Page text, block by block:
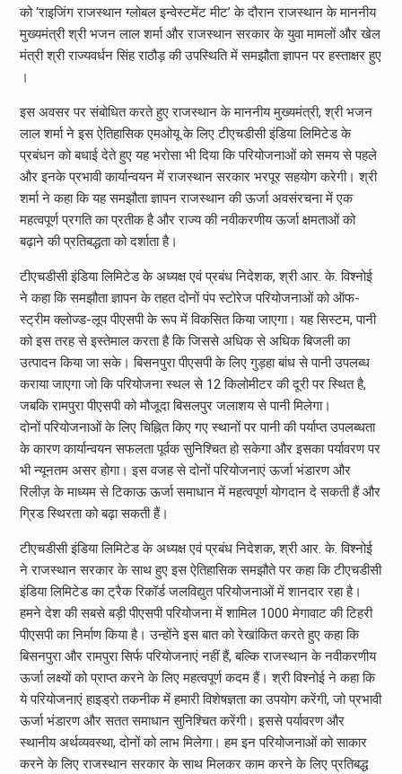
को ‘राइजिंग राजस्थान ग्लोबल इन्वेस्टमेंट मीट’ के दौरान राजस्थान के माननीय
मुख्यमंत्री श्री भजन लाल शर्मा और राजस्थान सरकार के युवा मामलों और खेल
मंत्री श्री राज्यवर्धन सिंह राठौड़ की उपस्थिति में समझौता ज्ञापन पर हस्ताक्षर हुए
।
इस अवसर पर संबोधित करते हुए राजस्थान के माननीय मुख्यमंत्री, श्री भजन
लाल शर्मा ने इस ऐतिहासिक एमओयू के लिए टीएचडीसी इंडिया लिमिटेड के
प्रबंधन को बधाई देते हुए यह भरोसा भी दिया कि परियोजनाओं को समय से पहले
और इनके प्रभावी कार्यान्वयन में राजस्थान सरकार भरपूर सहयोग करेगी। श्री
शर्मा ने कहा कि यह समझौता ज्ञापन राजस्थान की ऊर्जा अवसंरचना में एक
महत्वपूर्ण प्रगति का प्रतीक है और राज्य की नवीकरणीय ऊर्जा क्षमताओं को
बढ़ाने की प्रतिबद्धता को दर्शाता है।
टीएचडीसी इंडिया लिमिटेड के अध्यक्ष एवं प्रबंध निदेशक, श्री आर. के. विश्नोई
ने कहा कि समझौता ज्ञापन के तहत दोनों पंप स्टोरेज परियोजनाओं को ऑफ-
स्ट्रीम क्लोज्ड-लूप पीएसपी के रूप में विकसित किया जाएगा। यह सिस्टम, पानी
को इस तरह से इस्तेमाल करता है कि जिससे अधिक से अधिक बिजली का
उत्पादन किया जा सके। बिसनपुरा पीएसपी के लिए गुड़हा बांध से पानी उपलब्ध
कराया जाएगा जो कि परियोजना स्थल से 12 किलोमीटर की दूरी पर स्थित है,
जबकि रामपुरा पीएसपी को मौजूदा बिसलपुर जलाशय से पानी मिलेगा।
दोनों परियोजनाओं के लिए चिह्नित किए गए स्थानों पर पानी की पर्याप्त उपलब्धता
के कारण कार्यान्वयन सफलता पूर्वक सुनिश्चित हो सकेगा और इसका पर्यावरण पर
भी न्यूनतम असर होगा। इस वजह से दोनों परियोजनाएं ऊर्जा भंडारण और
रिलीज़ के माध्यम से टिकाऊ ऊर्जा समाधान में महत्वपूर्ण योगदान दे सकती हैं और
ग्रिड स्थिरता को बढ़ा सकती हैं।
टीएचडीसी इंडिया लिमिटेड के अध्यक्ष एवं प्रबंध निदेशक, श्री आर. के. विश्नोई
ने राजस्थान सरकार के साथ हुए इस ऐतिहासिक समझौते पर कहा कि टीएचडीसी
इंडिया लिमिटेड का ट्रैक रिकॉर्ड जलविद्युत परियोजनाओं में शानदार रहा है।
हमने देश की सबसे बड़ी पीएसपी परियोजना में शामिल 1000 मेगावाट की टिहरी
पीएसपी का निर्माण किया है। उन्होंने इस बात को रेखांकित करते हुए कहा कि
बिसनपुरा और रामपुरा सिर्फ परियोजनाएं नहीं हैं, बल्कि राजस्थान के नवीकरणीय
ऊर्जा लक्ष्यों को प्राप्त करने के लिए महत्वपूर्ण कदम हैं। श्री विश्नोई ने कहा कि
ये परियोजनाएं हाइड्रो तकनीक में हमारी विशेषज्ञता का उपयोग करेंगी, जो प्रभावी
ऊर्जा भंडारण और सतत समाधान सुनिश्चित करेंगी। इससे पर्यावरण और
स्थानीय अर्थव्यवस्था, दोनों को लाभ मिलेगा। हम इन परियोजनाओं को साकार
करने के लिए राजस्थान सरकार के साथ मिलकर काम करने के लिए प्रतिबद्ध